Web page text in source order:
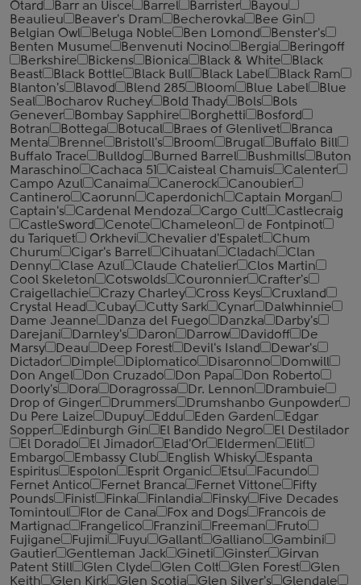
Otard Barr an Uisce Barrel Barrister
Bayou
Beaulieu
Beaver's Dram Becherovka
Bee Gin
Belgian Owl
Beluga Noble Ben Lomond
Benster's
Benten Musume
Benvenuti Nocino Bergia
Beringoff
Berkshire
Bickens Bionica Black & White
Black
Beast
Black Bottle Black Bull Black Label
Black Ram
Blanton's
Blavod Blend 285 Bloom Blue Label
Blue
Seal
Bocharov Ruchey Bold Thady Bols
Bols
Genever
Bombay Sapphire Borghetti
Bosford
Botran
Bottega Botucal Braes of Glenlivet
Branca
Menta
Brenne Bristoll's Broom Brugal
Buffalo Bill
Buffalo Trace
Bulldog Burned Barrel Bushmills
Buton
Maraschino
Cachaca 51 Caisteal Chamuis
Calenter
Campo Azul
Canaima Canerock
Canoubier
Cantinero
Caorunn Caperdonich
Captain Morgan
Captain's
Cardenal Mendoza Cargo Cult
Castlecraig
CastleSword
Cenote Chameleon
de Fontpinot
du Tariquet
Orkhevi Chevalier d'Espalet
Chum
Churum
Cigar's Barrel Cihuatan Cladach
Clan
Denny
Clase Azul Claude Chatelier
Clos Martin
Cool Skeleton
Cotswolds Couronnier
Crafter's
Craigellachie
Crazy Charley Cross Keys
Cruxland
Crystal Head
Cubay Cutty Sark Cynar
Dalwhinnie
Dame Jeanne
Danza del Fuego Danzka
Darby's
Darejani
Darnley's Daron Darrow Davidoff
De
Marsy
Deau Deep Forest Devil's Island
Dewar's
Dictador
Dimple Diplomatico Disaronno
Domwill
Don Angel
Don Cruzado Don Papa
Don Roberto
Doorly's
Dora Doragrossa Dr. Lennon
Drambuie
Drop of Ginger
Drummers
Drumshanbo Gunpowder
Du Pere Laize
Dupuy Eddu Eden Garden
Edgar
Sopper
Edinburgh Gin El Bandido Negro
El Destilador
El Dorado
El Jimador Elad'Or Eldermen
Elit
Embargo
Embassy Club English Whisky
Espanta
Espiritus
Espolon Esprit Organic Etsu
Facundo
Fernet Antico
Fernet Branca Fernet Vittone
Fifty
Pounds
Finist Finka Finlandia Finsky
Five Decades
Tomintoul
Flor de Cana Fox and Dogs
Francois de
Martignac
Frangelico Franzini Freeman
Fruto
Fujigane
Fujimi Fuyu Gallant Galliano
Gambini
Gautier
Gentleman Jack Gineti Ginster
Girvan
Patent Still
Glen Clyde Glen Colt Glen Forest
Glen
Keith
Glen Kirk Glen Scotia Glen Silver's
Glendale